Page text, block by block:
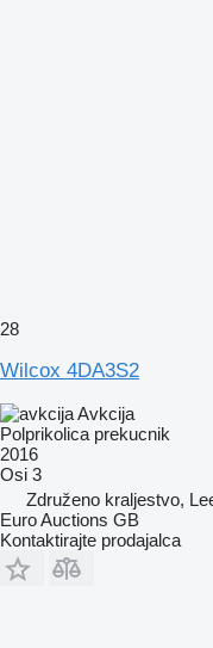
28
Wilcox 4DA3S2
Avkcija
Polprikolica prekucnik
2016
Osi 3
Združeno kraljestvo,
Euro Auctions GB
Kontaktirajte prodajalca